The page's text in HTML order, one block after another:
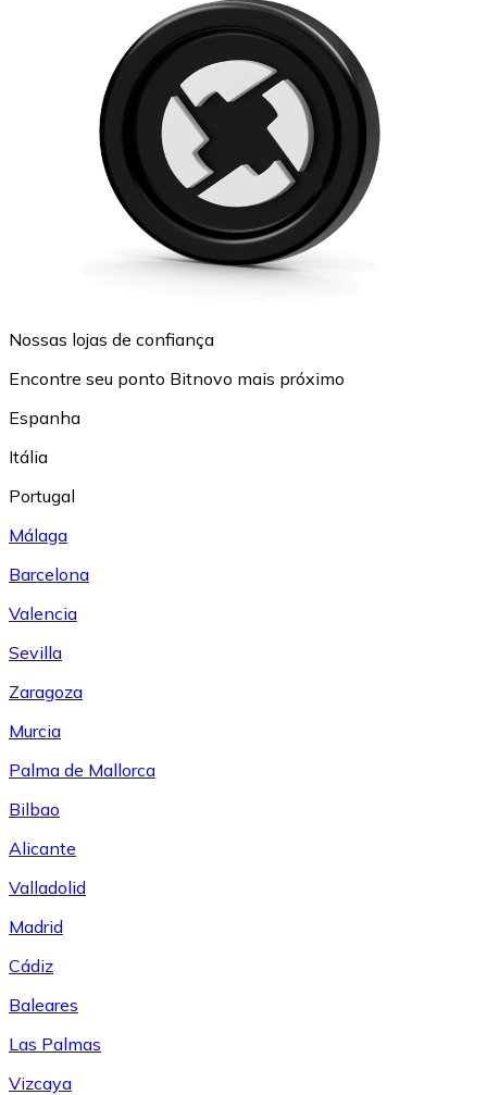
Nossas lojas de confiança
Encontre seu ponto Bitnovo mais próximo
Espanha
Itália
Portugal
Málaga
Barcelona
Valencia
Sevilla
Zaragoza
Murcia
Palma de Mallorca
Bilbao
Alicante
Valladolid
Madrid
Cádiz
Baleares
Las Palmas
Vizcaya